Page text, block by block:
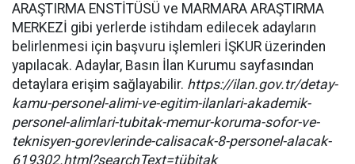
ARAŞTIRMA ENSTİTÜSÜ ve MARMARA ARAŞTIRMA
MERKEZİ gibi yerlerde istihdam edilecek adayların
belirlenmesi için başvuru işlemleri İŞKUR üzerinden
yapılacak. Adaylar, Basın İlan Kurumu sayfasından
detaylara erişim sağlayabilir. https://ilan.gov.tr/detay-
kamu-personel-alimi-ve-egitim-ilanlari-akademik-
personel-alimlari-tubitak-memur-koruma-sofor-ve-
teknisyen-gorevlerinde-calisacak-8-personel-alacak-
619302.html?searchText=tübitak